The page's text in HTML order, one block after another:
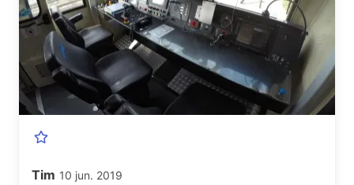
Tim 10 jun. 2019